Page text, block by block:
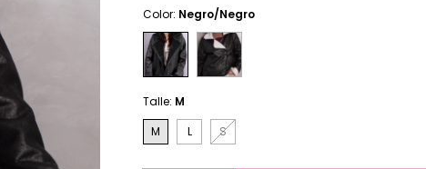
Color: Negro/Negro
Talle: M
M
L S